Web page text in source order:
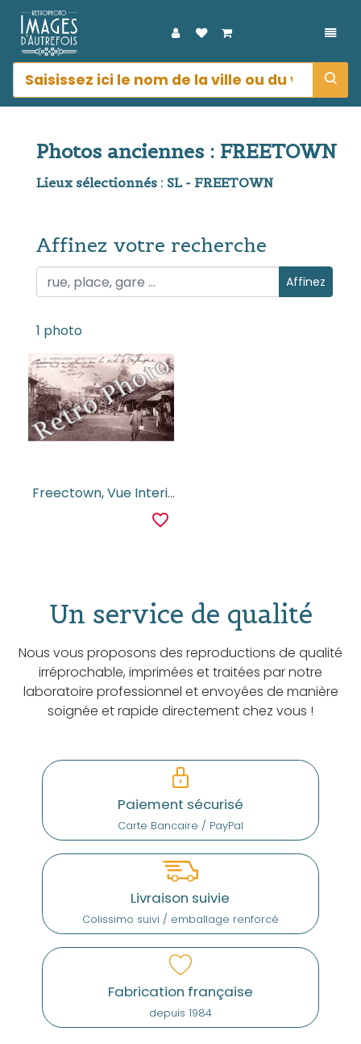
Photos anciennes : FREETOWN
Lieux sélectionnés : SL - FREETOWN
Affinez votre recherche
Affinez votre recherche Affinez
1 photo
Freectown, Vue Interieure
favorite_border
Un service de qualité
Nous vous proposons des reproductions de qualité
irréprochable, imprimées et traitées par notre
laboratoire professionnel et envoyées de manière
soignée et rapide directement chez vous !
Paiement sécurisé
Carte Bancaire / PayPal
Livraison suivie
Colissimo suivi / emballage renforcé
Fabrication française
depuis 1984